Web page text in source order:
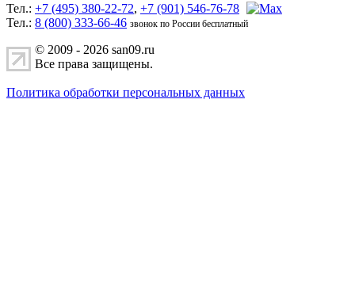
Тел.: +7 (495) 380-22-72, +7 (901) 546-76-78
Тел.: 8 (800) 333-66-46 звонок по России бесплатный
© 2009 - 2026 san09.ru
Все права защищены.
Политика обработки персональных данных